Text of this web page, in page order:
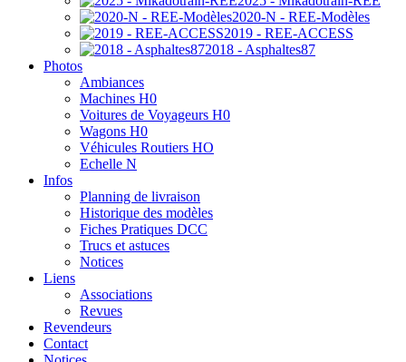
2020-N - REE-Modèles
2019 - REE-ACCESS
2018 - Asphaltes87
Photos
Ambiances
Machines H0
Voitures de Voyageurs H0
Wagons H0
Véhicules Routiers HO
Echelle N
Infos
Planning de livraison
Historique des modèles
Fiches Pratiques DCC
Trucs et astuces
Notices
Liens
Associations
Revues
Revendeurs
Contact